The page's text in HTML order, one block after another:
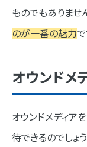
ものでもありませ
のが一番の魅力で
オウンドメ
オウンドメディア
待できるのでしょ